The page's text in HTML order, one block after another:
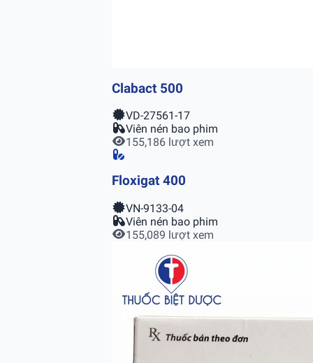
Clabact 500
VD-27561-17
Viên nén bao phim
155,186 lượt xem
Floxigat 400
VN-9133-04
Viên nén bao phim
155,089 lượt xem